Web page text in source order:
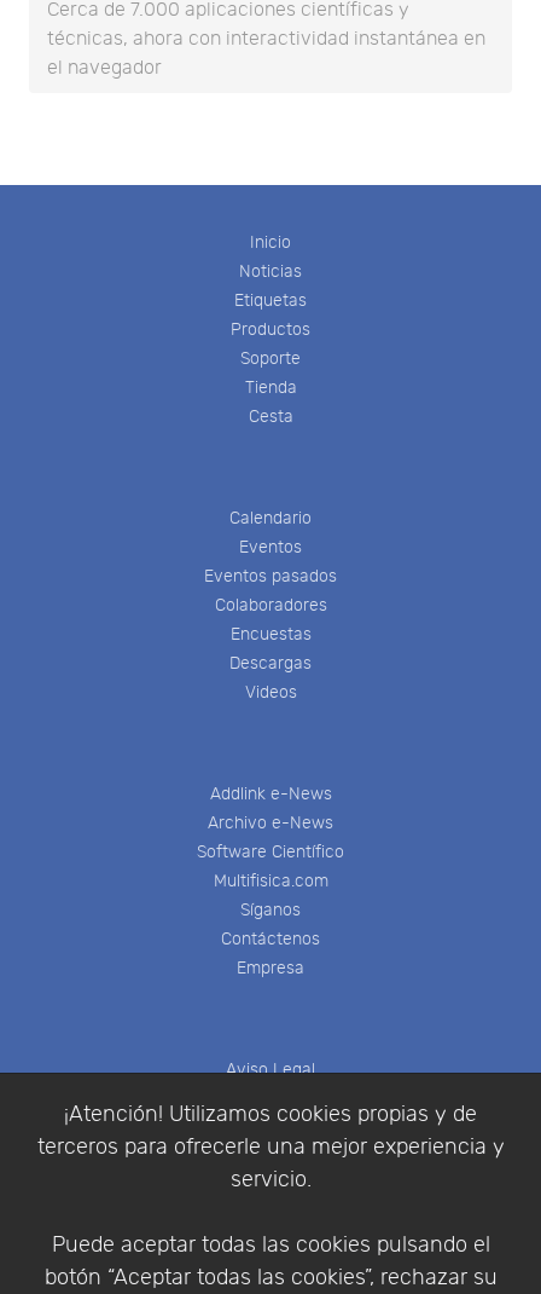
¡Atención! Utilizamos cookies propias y de
terceros para ofrecerle una mejor experiencia y
servicio.
Puede aceptar todas las cookies pulsando el
botón “Aceptar todas las cookies”, rechazar su
Cerca de 7.000 aplicaciones científicas y
técnicas, ahora con interactividad instantánea en
el navegador
Inicio
Noticias
Etiquetas
Productos
Soporte
Tienda
Cesta
Calendario
Eventos
Eventos pasados
Colaboradores
Encuestas
Descargas
Videos
Addlink e-News
Archivo e-News
Software Científico
Multifisica.com
Síganos
Contáctenos
Empresa
Aviso Legal
Política de Privacidad
Condiciones de compra
Identificarse